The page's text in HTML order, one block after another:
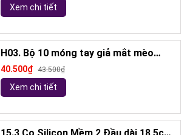
Xem chi tiết
H03. Bộ 10 móng tay giả mắt mèo
kèm keo và giũa móng (ngẫu nhiên)
40.500₫ 43.500₫
Xem chi tiết
15.3 Cọ Silicon Mềm 2 Đầu dài 18,5cm